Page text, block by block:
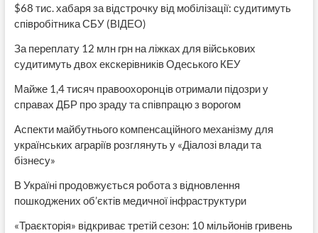
$68 тис. хабаря за відстрочку від мобілізації: судитимуть
співробітника СБУ (ВІДЕО)
За переплату 12 млн грн на ліжках для військових
судитимуть двох екскерівників Одеського КЕУ
Майже 1,4 тисяч правоохоронців отримали підозри у
справах ДБР про зраду та співпрацю з ворогом
Аспекти майбутнього компенсаційного механізму для
українських аграріїв розглянуть у «Діалозі влади та
бізнесу»
В Україні продовжується робота з відновлення
пошкоджених об’єктів медичної інфраструктури
«Траєкторія» відкриває третій сезон: 10 мільйонів гривень